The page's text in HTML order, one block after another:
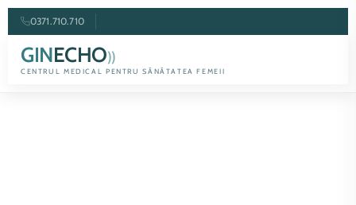
0371.710.710
GINECHO))
CENTRUL MEDICAL PENTRU SĂNĂTATEA FEMEII